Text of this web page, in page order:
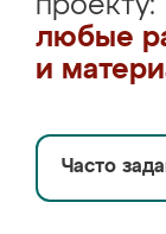
проекту:
любые
и
Часто